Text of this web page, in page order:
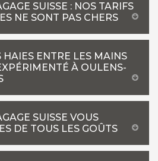
SUISSE : NOS TARIFS
NE SONT PAS CHERS
HAIES ENTRE LES MAINS
À OULENS-
SUISSE VOUS
DE TOUS LES GOÛTS